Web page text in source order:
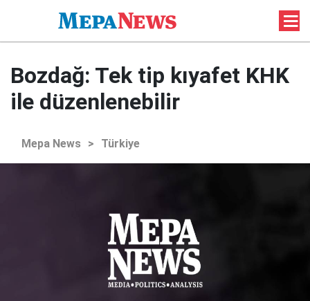
Bozdağ: Tek tip kıyafet KHK
ile düzenlenebilir
Mepa News > Türkiye